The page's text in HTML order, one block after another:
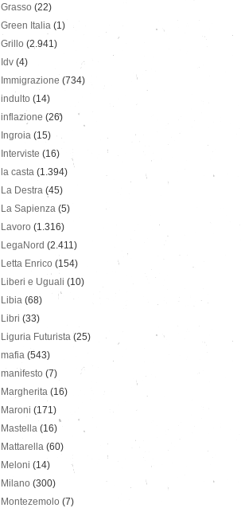
Grasso (22)
Green Italia (1)
Grillo (2.941)
Idv (4)
Immigrazione (734)
indulto (14)
inflazione (26)
Ingroia (15)
Interviste (16)
la casta (1.394)
La Destra (45)
La Sapienza (5)
Lavoro (1.316)
LegaNord (2.411)
Letta Enrico (154)
Liberi e Uguali (10)
Libia (68)
Libri (33)
Liguria Futurista (25)
mafia (543)
manifesto (7)
Margherita (16)
Maroni (171)
Mastella (16)
Mattarella (60)
Meloni (14)
Milano (300)
Montezemolo (7)